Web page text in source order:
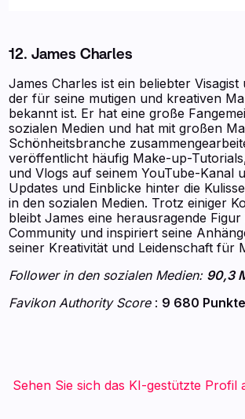
12. James Charles
James Charles ist ein beliebter Visagist
der für seine mutigen und kreativen
bekannt ist. Er hat eine große
sozialen Medien und hat mit großen
Schönheitsbranche
veröffentlicht häufig Make-up-
und Vlogs auf seinem YouTube-Kanal
Updates und Einblicke hinter die
in den sozialen Medien. Trotz einiger
bleibt James eine herausragende
Community und inspiriert seine
seiner Kreativität und Leidenschaft für
Follower in den sozialen Medien: 90,3
Favikon Authority Score: 9 680 Punkte
Sehen Sie sich das KI-gestützte Profil